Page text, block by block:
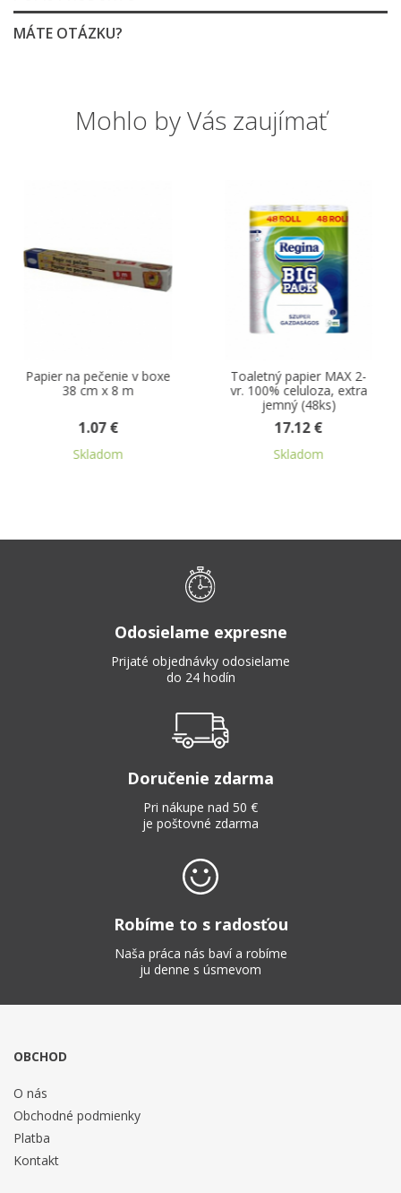
MÁTE OTÁZKU?
Mohlo by Vás zaujímať
Papier na pečenie v boxe
38 cm x 8 m
1.07 €
Skladom
Toaletný papier MAX 2-
vr. 100% celuloza, extra
jemný (48ks)
17.12 €
Skladom
Odosielame expresne
Prijaté objednávky odosielame
do 24 hodín
Doručenie zdarma
Pri nákupe nad 50 €
je poštovné zdarma
Robíme to s radosťou
Naša práca nás baví a robíme
ju denne s úsmevom
OBCHOD
O nás
Obchodné podmienky
Platba
Kontakt